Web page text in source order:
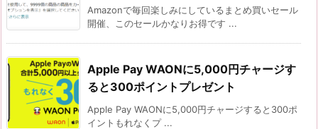
Amazonで毎回楽しみにしているまとめ買いセール
開催、このセールかなりお得です ...
Apple Pay WAONに5,000円チャージす
ると300ポイントプレゼント
Apple Pay WAONに5,000円チャージすると300ポ
イントもれなくプ ...